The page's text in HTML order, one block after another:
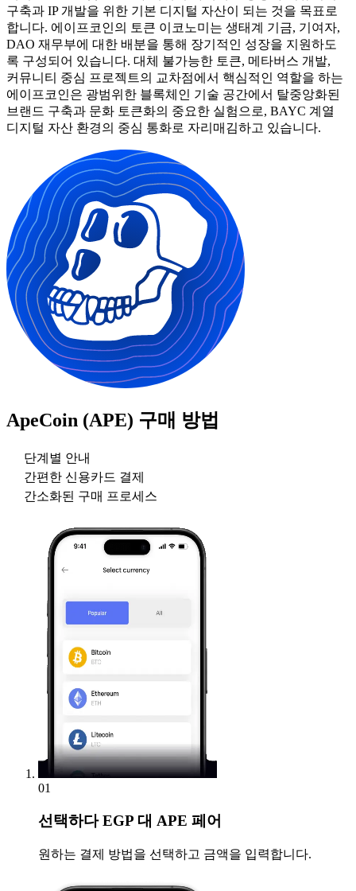
구축과 IP 개발을 위한 기본 디지털 자산이 되는 것을 목표로
합니다. 에이프코인의 토큰 이코노미는 생태계 기금, 기여자,
DAO 재무부에 대한 배분을 통해 장기적인 성장을 지원하도
록 구성되어 있습니다. 대체 불가능한 토큰, 메타버스 개발,
커뮤니티 중심 프로젝트의 교차점에서 핵심적인 역할을 하는
에이프코인은 광범위한 블록체인 기술 공간에서 탈중앙화된
브랜드 구축과 문화 토큰화의 중요한 실험으로, BAYC 계열
디지털 자산 환경의 중심 통화로 자리매김하고 있습니다.
ApeCoin (APE) 구매 방법
단계별 안내
간편한 신용카드 결제
간소화된 구매 프로세스
01
선택하다EGP 대 APE 페어
원하는 결제 방법을 선택하고 금액을 입력합니다.